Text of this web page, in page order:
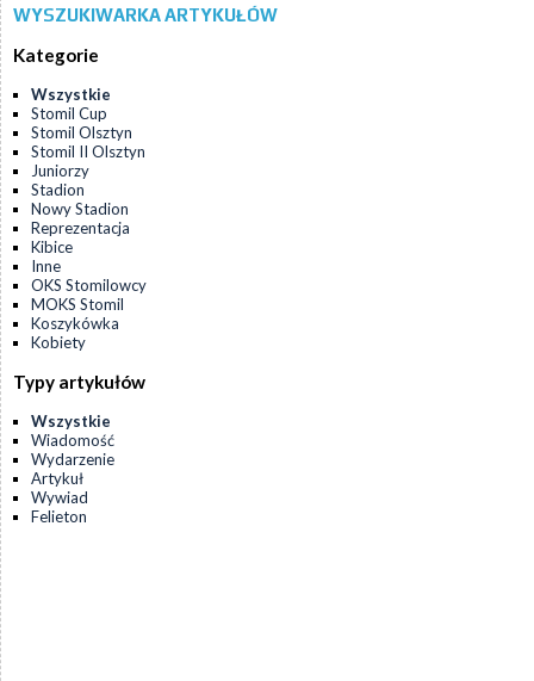
WYSZUKIWARKA ARTYKUŁÓW
Kategorie
Wszystkie
Stomil Cup
Stomil Olsztyn
Stomil II Olsztyn
Juniorzy
Stadion
Nowy Stadion
Reprezentacja
Kibice
Inne
OKS Stomilowcy
MOKS Stomil
Koszykówka
Kobiety
Typy artykułów
Wszystkie
Wiadomość
Wydarzenie
Artykuł
Wywiad
Felieton